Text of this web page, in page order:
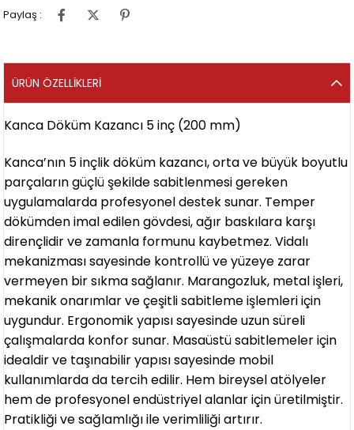
Paylaş :
ÜRÜN ÖZELLIKLERI
Kanca Döküm Kazancı 5 inç (200 mm)
Kanca’nın 5 inçlik döküm kazancı, orta ve büyük boyutlu
parçaların güçlü şekilde sabitlenmesi gereken
uygulamalarda profesyonel destek sunar. Temper
dökümden imal edilen gövdesi, ağır baskılara karşı
dirençlidir ve zamanla formunu kaybetmez. Vidalı
mekanizması sayesinde kontrollü ve yüzeye zarar
vermeyen bir sıkma sağlanır. Marangozluk, metal işleri,
mekanik onarımlar ve çeşitli sabitleme işlemleri için
uygundur. Ergonomik yapısı sayesinde uzun süreli
çalışmalarda konfor sunar. Masaüstü sabitlemeler için
idealdir ve taşınabilir yapısı sayesinde mobil
kullanımlarda da tercih edilir. Hem bireysel atölyeler
hem de profesyonel endüstriyel alanlar için üretilmiştir.
Pratikliği ve sağlamlığı ile verimliliği artırır.